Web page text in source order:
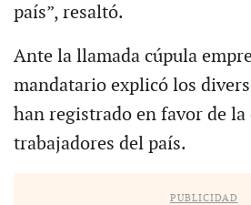
país”, resaltó.
Ante la llamada cúpula
mandatario explicó los
han registrado en favor de la
trabajadores del país.
PUBLICIDAD